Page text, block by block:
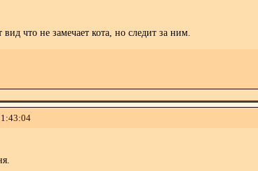
вид что не замечает кота, но следит за ним.